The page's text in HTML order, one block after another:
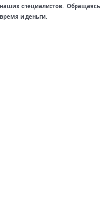
наших специалистов.
время и деньги.